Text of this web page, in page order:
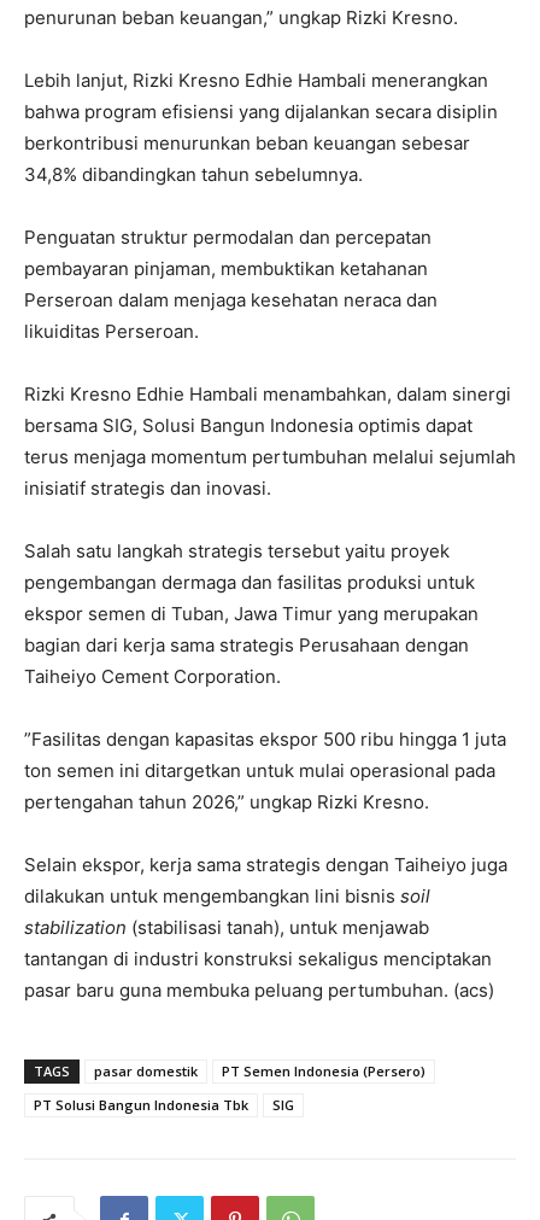
penurunan beban keuangan,” ungkap Rizki Kresno.
Lebih lanjut, Rizki Kresno Edhie Hambali menerangkan
bahwa program efisiensi yang dijalankan secara disiplin
berkontribusi menurunkan beban keuangan sebesar
34,8% dibandingkan tahun sebelumnya.
Penguatan struktur permodalan dan percepatan
pembayaran pinjaman, membuktikan ketahanan
Perseroan dalam menjaga kesehatan neraca dan
likuiditas Perseroan.
Rizki Kresno Edhie Hambali menambahkan, dalam sinergi
bersama SIG, Solusi Bangun Indonesia optimis dapat
terus menjaga momentum pertumbuhan melalui sejumlah
inisiatif strategis dan inovasi.
Salah satu langkah strategis tersebut yaitu proyek
pengembangan dermaga dan fasilitas produksi untuk
ekspor semen di Tuban, Jawa Timur yang merupakan
bagian dari kerja sama strategis Perusahaan dengan
Taiheiyo Cement Corporation.
”Fasilitas dengan kapasitas ekspor 500 ribu hingga 1 juta
ton semen ini ditargetkan untuk mulai operasional pada
pertengahan tahun 2026,” ungkap Rizki Kresno.
Selain ekspor, kerja sama strategis dengan Taiheiyo juga
dilakukan untuk mengembangkan lini bisnis soil
stabilization (stabilisasi tanah), untuk menjawab
tantangan di industri konstruksi sekaligus menciptakan
pasar baru guna membuka peluang pertumbuhan. (acs)
TAGS pasar domestik
PT Semen Indonesia (Persero)
PT Solusi Bangun Indonesia Tbk
SIG